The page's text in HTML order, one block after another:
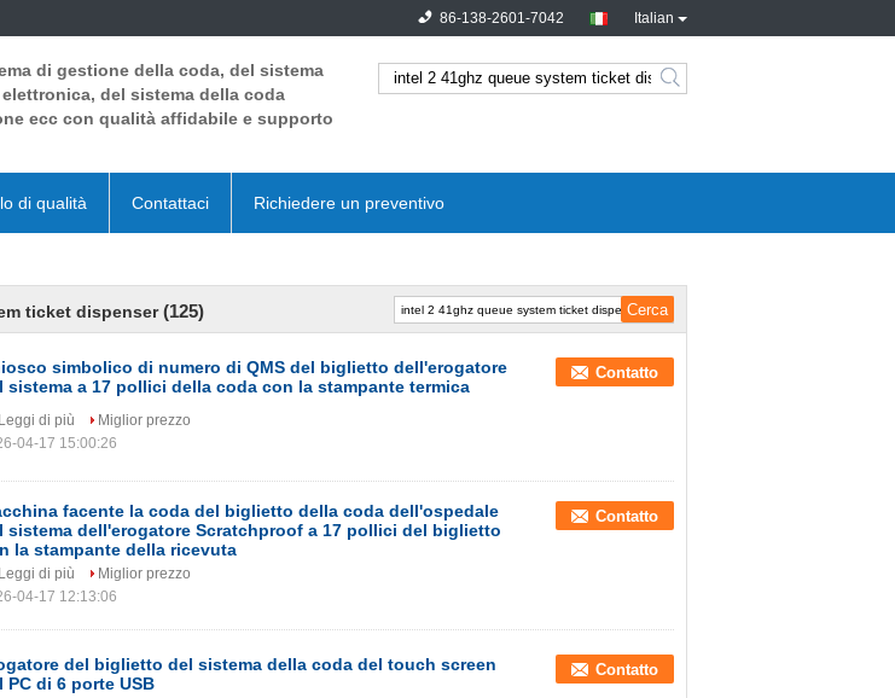
Italian
86-138-2601-7042
di gestione della coda, del sistema
del sistema della coda
ecc con qualità affidabile e supporto
di qualità Contattaci Richiedere un preventivo
ticket dispenser (125)
simbolico di numero di QMS del biglietto dell'erogatore
sistema a 17 pollici della coda con la stampante termica
Contatto
Leggi di più
Miglior prezzo
04-17 15:00:26
facente la coda del biglietto della coda dell'ospedale
sistema dell'erogatore Scratchproof a 17 pollici del biglietto
la stampante della ricevuta
Contatto
Leggi di più
Miglior prezzo
04-17 12:13:06
del biglietto del sistema della coda del touch screen
PC di 6 porte USB
Contatto